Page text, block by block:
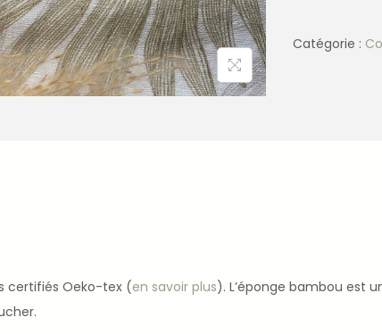
Catégorie :
certifiés Oeko-tex (en savoir plus). L’éponge bambou est